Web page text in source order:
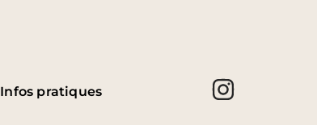
Infos pratiques